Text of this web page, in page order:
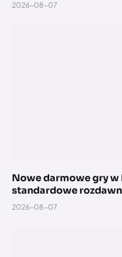
2026-08-07
Nowe darmowe gry w
standardowe
2026-08-07